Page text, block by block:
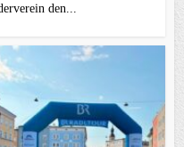
den...